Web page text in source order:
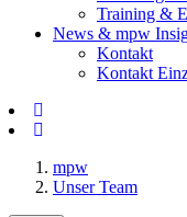
Training &
News & mpw
Kontakt
Kontakt
mpw
Unser Team